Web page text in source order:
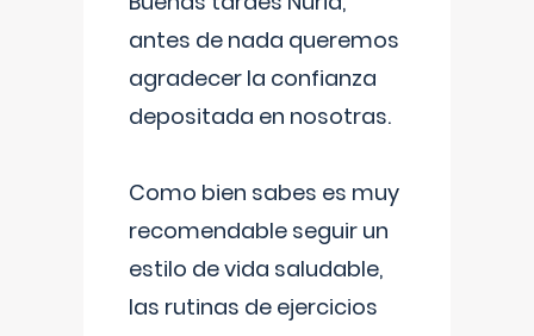
antes de nada queremos
agradecer la confianza
depositada en nosotras.
Como bien sabes es muy
recomendable seguir un
estilo de vida saludable,
las rutinas de ejercicios